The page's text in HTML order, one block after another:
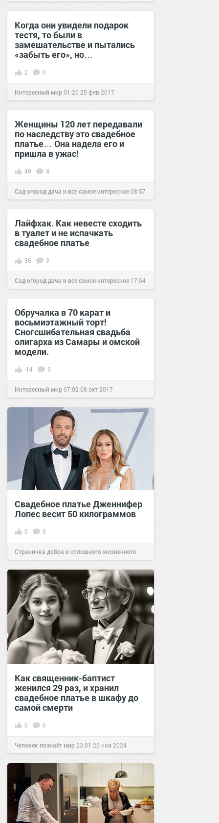
Когда они увидели подарок
тестя, то были в
замешательстве и пытались
«забыть его», но…
2 0
Интересный мир01:20 25 фев 2017
Женщины 120 лет передавали
по наследству это свадебное
платье… Она надела его и
пришла в ужас!
49 8
Сад огород дача и все самое интересное08:57
29 сен 2016
Лайфхак. Как невесте сходить
в туалет и не испачкать
свадебное платье
36 3
Сад огород дача и все самое интересное 17:54
11 июл 2016
Обручалка в 70 карат и
восьмиэтажный торт!
Сногсшибательная свадьба
олигарха из Самары и омской
модели.
-14 6
Интересный мир07:02 08 окт 2017
Свадебное платье Дженнифер
Лопес весит 50 килограммов
0 0
Страничка добра и сплошного жизненного
позитива!14:0019 фев 2022
Как священник-баптист
женился 29 раз, и хранил
свадебное платье в шкафу до
самой смерти
0 0
Человек познаёт мир 23:01 26 ноя 2024